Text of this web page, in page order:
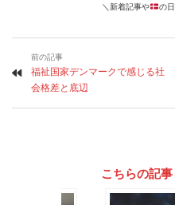
＼新着記事や の
前の記事
福祉国家デンマークで感じる社
会格差と底辺
こちらの記